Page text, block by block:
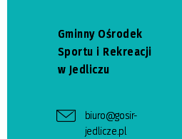
Gminny Ośrodek
Sportu i Rekreacji
w Jedliczu
biuro@gosir-
jedlicze.pl